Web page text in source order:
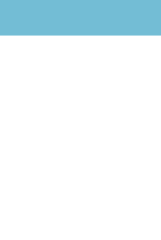
direct